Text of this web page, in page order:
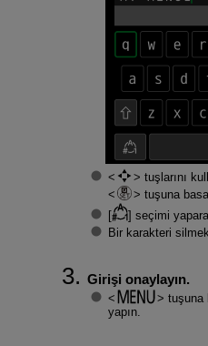
tuşlarını
tuşuna
[
] seçimi
Bir karakteri
Girişi onaylayın.
tuşuna
yapın.